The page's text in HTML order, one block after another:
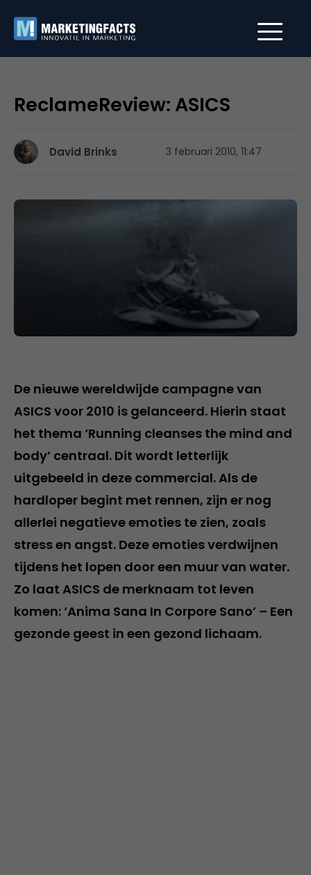
ReclameReview: ASICS
David Brinks 3 februari 2010, 11:47
De nieuwe wereldwijde campagne van
ASICS voor 2010 is gelanceerd. Hierin staat
het thema ‘Running cleanses the mind and
body’ centraal. Dit wordt letterlijk
uitgebeeld in deze commercial. Als de
hardloper begint met rennen, zijn er nog
allerlei negatieve emoties te zien, zoals
stress en angst. Deze emoties verdwijnen
tijdens het lopen door een muur van water.
Zo laat ASICS de merknaam tot leven
komen: ‘Anima Sana In Corpore Sano’ – Een
gezonde geest in een gezond lichaam.